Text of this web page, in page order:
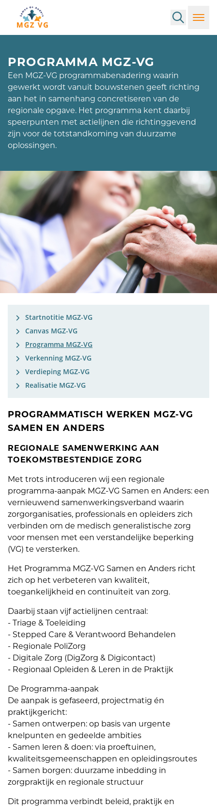
Search
PROGRAMMA MGZ-VG
Een MGZ-VG programmabenadering waarin
gewerkt wordt vanuit bouwstenen geeft richting
aan het in samenhang concretiseren van de
regionale opgave. Het programma kent daarbij
speerpunten met actielijnen die richtinggevend
zijn voor de totstandkoming van duurzame
oplossingen.
Startnotitie MGZ-VG
Canvas MGZ-VG
Programma MGZ-VG
Verkenning MGZ-VG
Verdieping MGZ-VG
Realisatie MGZ-VG
PROGRAMMATISCH WERKEN MGZ-VG
SAMEN EN ANDERS
REGIONALE SAMENWERKING AAN
TOEKOMSTBESTENDIGE ZORG
Met trots introduceren wij een regionale
programma-aanpak MGZ-VG Samen en Anders: een
vernieuwend samenwerkingsverband waarin
zorgorganisaties, professionals en opleiders zich
verbinden om de medisch generalistische zorg
voor mensen met een verstandelijke beperking
(VG) te versterken.
Het Programma MGZ-VG Samen en Anders richt
zich op het verbeteren van kwaliteit,
toegankelijkheid en continuïteit van zorg.
Daarbij staan vijf actielijnen centraal:
- Triage & Toeleiding
- Stepped Care & Verantwoord Behandelen
- Regionale PoliZorg
- Digitale Zorg (DigZorg & Digicontact)
- Regionaal Opleiden & Leren in de Praktijk
De Programma-aanpak
De aanpak is gefaseerd, projectmatig én
praktijkgericht:
- Samen ontwerpen: op basis van urgente
knelpunten en gedeelde ambities
- Samen leren & doen: via proeftuinen,
kwaliteitsgemeenschappen en opleidingsroutes
- Samen borgen: duurzame inbedding in
zorgpraktijk en regionale structuur
Dit programma verbindt beleid, praktijk en